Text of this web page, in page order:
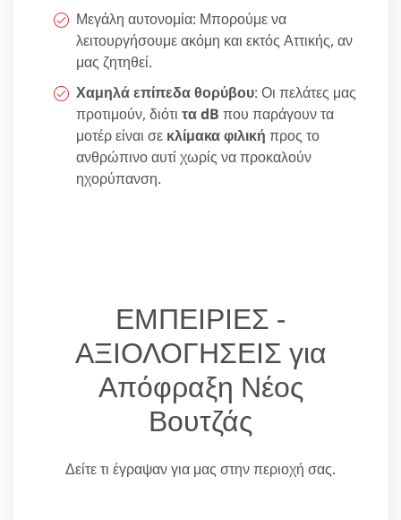
Μεγάλη αυτονομία: Μπορούμε να
λειτουργήσουμε ακόμη και εκτός Αττικής, αν
μας ζητηθεί.
Χαμηλά επίπεδα θορύβου: Οι πελάτες μας
προτιμούν, διότι τα dB που παράγουν τα
μοτέρ είναι σε κλίμακα φιλική προς το
ανθρώπινο αυτί χωρίς να προκαλούν
ηχορύπανση.
ΕΜΠΕΙΡΙΕΣ -
ΑΞΙΟΛΟΓΗΣΕΙΣ για
Απόφραξη Νέος
Βουτζάς
Δείτε τι έγραψαν για μας στην περιοχή σας.